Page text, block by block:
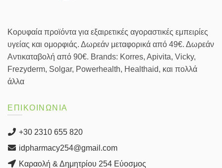
Κορυφαία προϊόντα για εξαιρετικές αγοραστικές εμπειρίες
υγείας και ομορφιάς. Δωρεάν μεταφορικά από 49€. Δωρεάν
Αντικαταβολή από 90€. Brands: Korres, Apivita, Vicky,
Frezyderm, Solgar, Powerhealth, Healthaid, και πολλά
άλλα
ΕΠΙΚΟΙΝΩΝΙΑ
+30 2310 655 820
idpharmacy254@gmail.com
Καραολή & Δημητρίου 254 Εύοσμος